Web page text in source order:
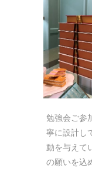
勉強会ご参
寧に設計し
動を与えて
の願いを込